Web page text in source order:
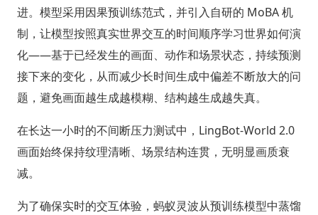
进。模型采用因果预训练范式，并引入自研的 MoBA 机
制，让模型按照真实世界交互的时间顺序学习世界如何演
化——基于已经发生的画面、动作和场景状态，持续预测
接下来的变化，从而减少长时间生成中偏差不断放大的问
题，避免画面越生成越模糊、结构越生成越失真。
在长达一小时的不间断压力测试中，LingBot-World 2.0
画面始终保持纹理清晰、场景结构连贯，无明显画质衰
减。
为了确保实时的交互体验，蚂蚁灵波从预训练模型中蒸馏